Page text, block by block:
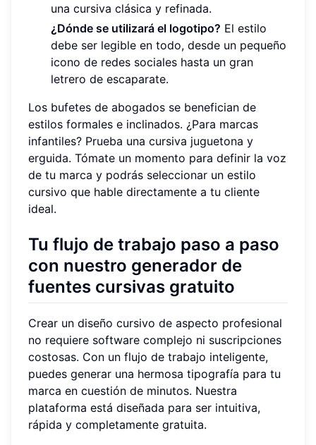
una cursiva clásica y refinada.
¿Dónde se utilizará el logotipo? El estilo
debe ser legible en todo, desde un pequeño
icono de redes sociales hasta un gran
letrero de escaparate.
Los bufetes de abogados se benefician de
estilos formales e inclinados. ¿Para marcas
infantiles? Prueba una cursiva juguetona y
erguida. Tómate un momento para definir la voz
de tu marca y podrás seleccionar un estilo
cursivo que hable directamente a tu cliente
ideal.
Tu flujo de trabajo paso a paso
con nuestro generador de
fuentes cursivas gratuito
Crear un diseño cursivo de aspecto profesional
no requiere software complejo ni suscripciones
costosas. Con un flujo de trabajo inteligente,
puedes generar una hermosa tipografía para tu
marca en cuestión de minutos. Nuestra
plataforma está diseñada para ser intuitiva,
rápida y completamente gratuita.